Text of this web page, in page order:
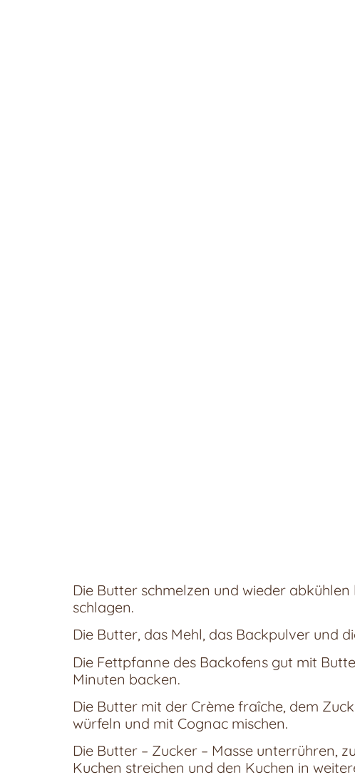
Die Butter schmelzen und wieder
schlagen.
Die Butter, das Mehl, das Backpulver und
Die Fettpfanne des Backofens gut mit
Minuten backen.
Die Butter mit der Crème fraîche, dem
würfeln und mit Cognac mischen.
Die Butter – Zucker – Masse unterrühren,
Kuchen streichen und den Kuchen in